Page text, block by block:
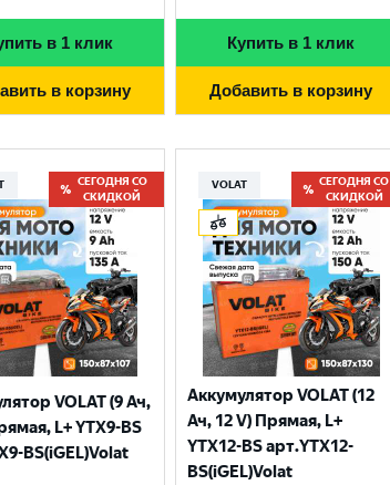
в 1 клик
в корзину
Купить в 1 клик
Добавить в корзину
СЕГОДНЯ СО
СКИДКОЙ
VOLAT (9 Ач,
L+ YTX9-BS
BS(iGEL)Volat
VOLAT
СЕГОДНЯ СО
СКИДКОЙ
Аккумулятор VOLAT (12
Ач, 12 V) Прямая, L+
YTX12-BS арт.YTX12-
BS(iGEL)Volat